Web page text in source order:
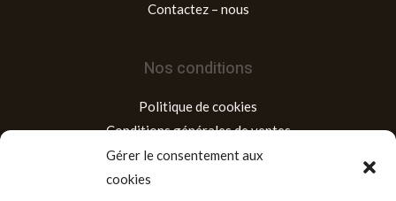
Gérer le consentement aux
cookies
Contactez – nous
Nos conditions
Politique de cookies
Conditions générales de ventes
Mentions légales